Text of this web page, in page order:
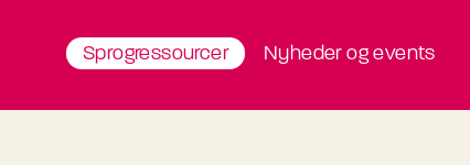
Sprogressourcer Nyheder og events